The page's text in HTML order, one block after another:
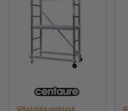
Ražotāja noliktavā